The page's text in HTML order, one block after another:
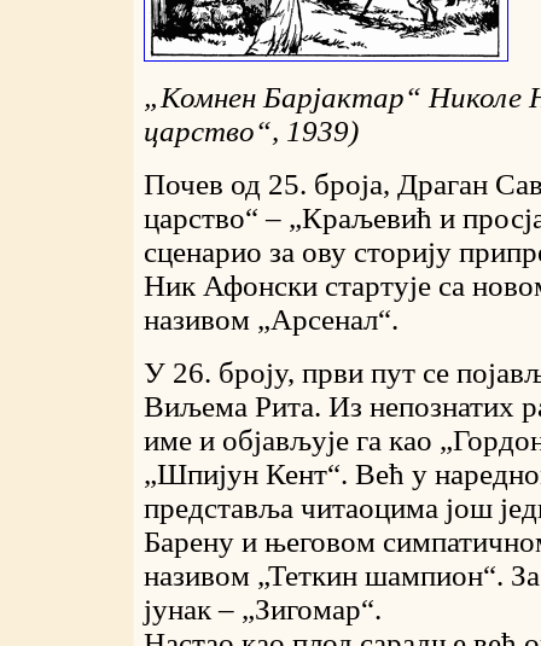
„ Комнен Барјактар“ Николе
царство“, 1939)
Почев од 25. броја, Драган
царство“ – „Краљевић и
сценарио за ову сторију
Ник Афонски стартује са
називом „Арсенал“.
У 26. броју, први пут се
Виљема Рита. Из непознатих
име и објављује га као
„Шпијун Кент“. Већ у
представља читаоцима још
Барену и његовом
називом „Теткин шампион“. За
јунак – „Зигомар“.